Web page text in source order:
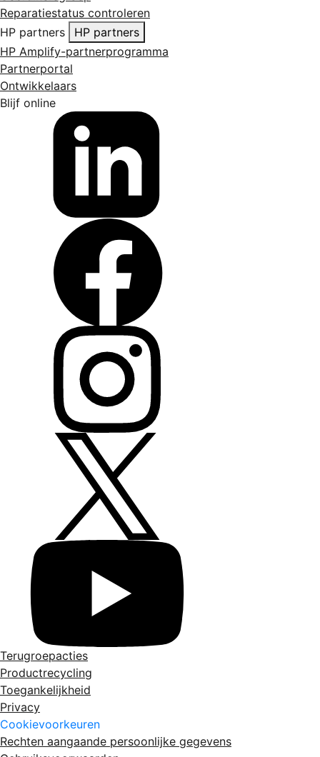
Reparatiestatus controleren
HP partners
HP partners
HP Amplify-partnerprogramma
Partnerportal
Ontwikkelaars
Blijf online
Terugroepacties
Productrecycling
Toegankelijkheid
Privacy
Cookievoorkeuren
Rechten aangaande persoonlijke gegevens